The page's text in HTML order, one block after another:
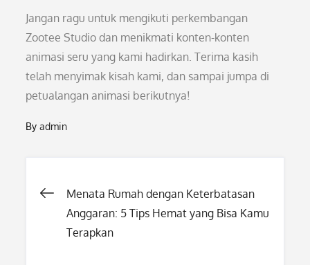
Jangan ragu untuk mengikuti perkembangan
Zootee Studio dan menikmati konten-konten
animasi seru yang kami hadirkan. Terima kasih
telah menyimak kisah kami, dan sampai jumpa di
petualangan animasi berikutnya!
Byadmin
Post
navigation
Menata Rumah dengan Keterbatasan
Anggaran: 5 Tips Hemat yang Bisa Kamu
Terapkan